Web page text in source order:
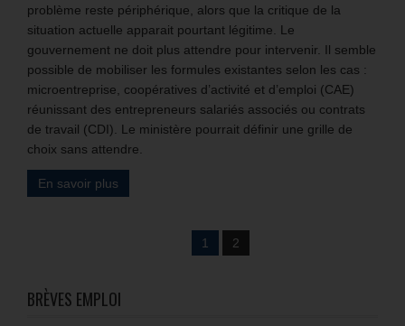
problème reste périphérique, alors que la critique de la
situation actuelle apparait pourtant légitime. Le
gouvernement ne doit plus attendre pour intervenir. Il semble
possible de mobiliser les formules existantes selon les cas :
microentreprise, coopératives d’activité et d’emploi (CAE)
réunissant des entrepreneurs salariés associés ou contrats
de travail (CDI). Le ministère pourrait définir une grille de
choix sans attendre.
En savoir plus
1 2
BRÈVES EMPLOI